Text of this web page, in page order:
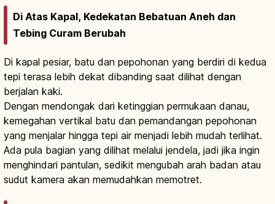
Di Atas Kapal, Kedekatan Bebatuan Aneh dan
Tebing Curam Berubah
Di kapal pesiar, batu dan pepohonan yang berdiri di kedua
tepi terasa lebih dekat dibanding saat dilihat dengan
berjalan kaki.
Dengan mendongak dari ketinggian permukaan danau,
kemegahan vertikal batu dan pemandangan pepohonan
yang menjalar hingga tepi air menjadi lebih mudah terlihat.
Ada pula bagian yang dilihat melalui jendela, jadi jika ingin
menghindari pantulan, sedikit mengubah arah badan atau
sudut kamera akan memudahkan memotret.